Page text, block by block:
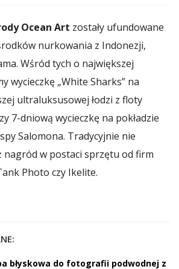
Ocean Art zostały ufundowane
nurkowania z Indonezji,
Wśród tych o największej
wycieczkę „White Sharks” na
ultraluksusowej łodzi z floty
7-dniową wycieczkę na pokładzie
Salomona. Tradycyjnie nie
nagród w postaci sprzętu od firm
Photo czy Ikelite.
błyskowa do fotografii podwodnej z